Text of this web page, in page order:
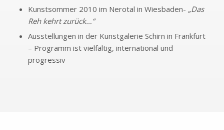
Kunstsommer 2010 im Nerotal in Wiesbaden- „Das
Reh kehrt zurück…“
Ausstellungen in der Kunstgalerie Schirn in Frankfurt
– Programm ist vielfältig, international und
progressiv